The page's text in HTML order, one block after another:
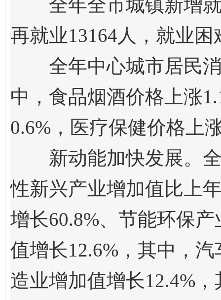
全年全市城镇新增
再就业13164人，就业
全年中心城市居民
中，食品烟酒价格 上涨
0.6% ，医疗保健价格上
新动能加快发展。
性新兴产业增加值比上
增长60.8%、节能环保产
值增长12.6%， 其中，汽
造业增加值增长12.4%，